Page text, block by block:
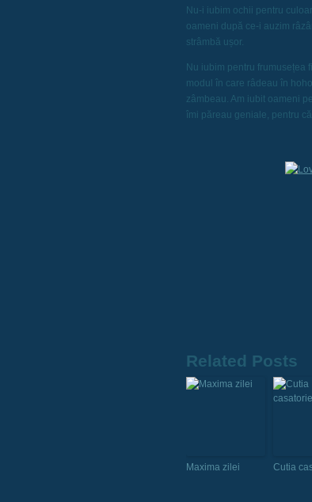
Nu-i iubim ochii pentru
oameni după ce-i auzim
strâmbă ușor.
Nu iubim pentru frumusețea
modul în care râdeau în
zâmbeau. Am iubit oameni
îmi păreau geniale, pentru
Related Posts
Maxima zilei Cutia